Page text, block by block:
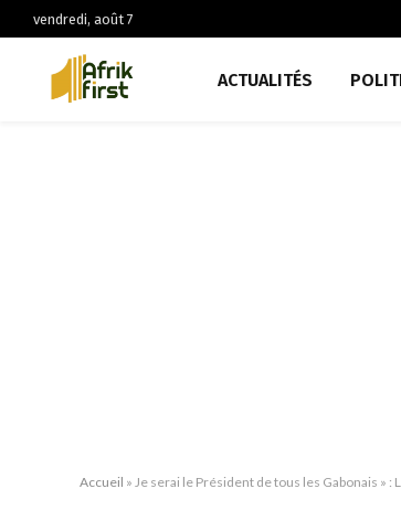
vendredi, août 7
ACTUALITÉS
Accueil » Je serai le Président de tous les Gabonais »